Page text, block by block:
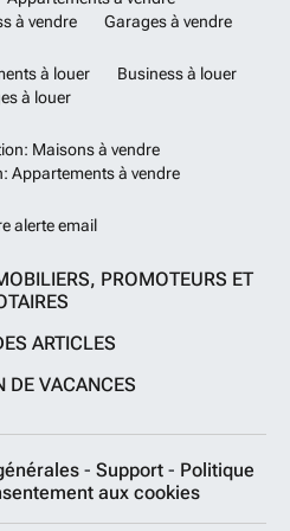
à vendre Garages à vendre
à louer
Business à louer
à louer
Maisons à vendre
Appartements à vendre
alerte email
PROMOTEURS ET
ARTICLES
DE VACANCES
- Support - Politique
aux cookies